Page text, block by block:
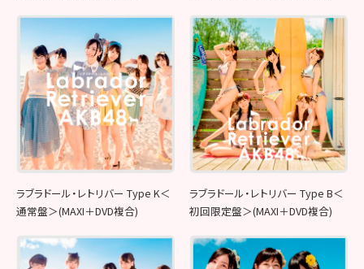
ラブラドール・レトリバー Type K＜
通常盤＞(MAXI＋DVD複合)
ラブラドール・レトリバー Type B＜
初回限定盤＞(MAXI＋DVD複合)